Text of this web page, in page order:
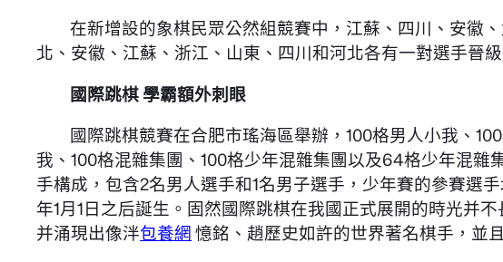
在新增設的象棋民眾公然組競賽中，江蘇、四川、安徽
北、安徽、江蘇、浙江、山東、四川和河北各有一對選手晉
國際跳棋 學霸額外刺眼
國際跳棋競賽在合肥市瑤海區舉辦，100格男人小我、
我、100格混雜集團、100格少年混雜集團以及64格少年混
手構成，包含2名男人選手和1名男子選手，少年賽的參賽選
年1月1日之后誕生。固然國際跳棋在我國正式展開的時光并不
并涌現出像泮包養網憶銘、趙歷史如許的世界著名棋手，並